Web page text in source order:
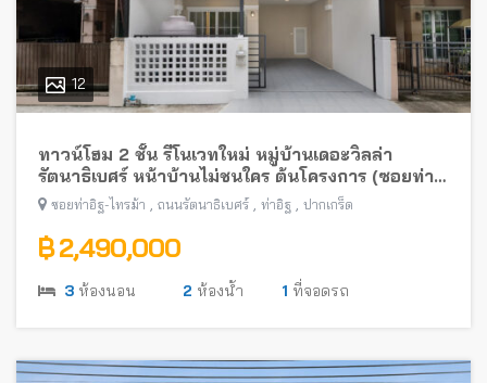
12
ทาวน์โฮม 2 ชั้น รีโนเวทใหม่ หมู่บ้านเดอะวิลล่า
รัตนาธิเบศร์ หน้าบ้านไม่ชนใคร ต้นโครงการ (ซอยท่า
อิฐ-ไทรม้า) พร้อมอยู่ ใกล้รถไฟฟ้าสายสีม่วง
ซอยท่าอิฐ-ไทรม้า , ถนนรัตนาธิเบศร์ , ท่าอิฐ , ปากเกร็ด
฿ 2,490,000
3 ห้องนอน 2 ห้องน้ำ 1 ที่จอดรถ